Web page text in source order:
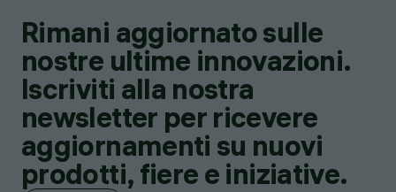
Rimani aggiornato sulle
nostre ultime innovazioni.
Iscriviti alla nostra
newsletter per ricevere
aggiornamenti su nuovi
prodotti, fiere e iniziative.